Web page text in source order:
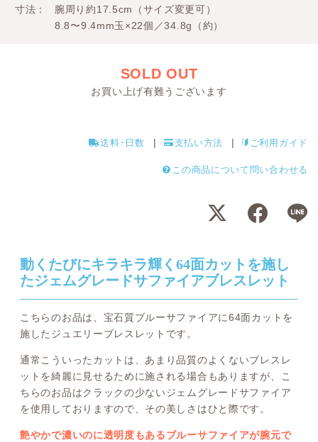
寸法
腕周り約17.5cm（サイズ変更可）
8.8〜9.4mm玉×22個／34.8g（約）
SOLD OUT
お買い上げ有難うございます
送料･日数 支払い方法 ご利用ガイド
この商品について問い合わせる
動くたびにキラキラ輝く64面カットを施し
たジェムグレードサファイアブレスレット
こちらのお品は、宝石質ブルーサファイアに64面カットを
施したジュエリーブレスレットです。
通常こういったカットは、あまり品質のよくないブレスレ
ットを綺麗に見せるために施される場合もありますが、こ
ちらのお品はクラックの少ないジェムグレードサファイア
を使用しておりますので、その美しさはひと際です。
艶やかで濃いのに透明度もあるブルーサファイアが腕元で